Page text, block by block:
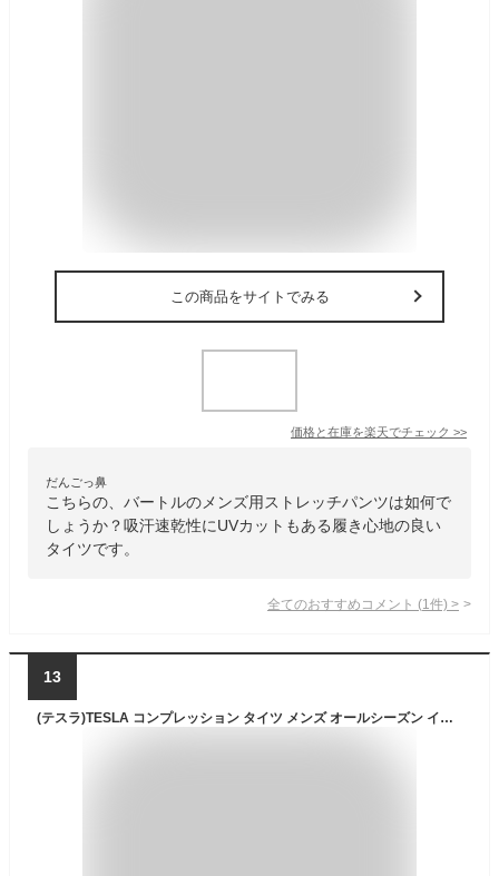
この商品をサイトでみる
価格と在庫を楽天でチェック >>
だんごっ鼻
こちらの、バートルのメンズ用ストレッチパンツは如何で
しょうか？吸汗速乾性にUVカットもある履き心地の良い
タイツです。
全てのおすすめコメント (1 件) >
13
(テスラ)TESLA コンプレッション タイツ メンズ オールシーズン インナー スポーツウェア UVカット 吸汗速乾 コンプレッションパンツ ランニングウェア スポーツ ロングパンツ MUP49